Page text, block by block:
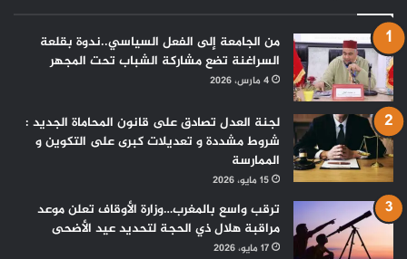
من الجامعة إلى الفعل السياسي..ندوة بقلعة
السراغنة تضع مشاركة الشباب تحت المجهر
4 مارس، 2026
لجنة العدل تصادق على قانون المحاماة الجديد :
شروط مشددة و تعديلات كبرى على التكوين و
الممارسة
15 مايو، 2026
ترقب واسع بالمغرب…وزارة الأوقاف تعلن موعد
مراقبة هلال ذي الحجة لتحديد عيد الأضحى
17 مايو، 2026